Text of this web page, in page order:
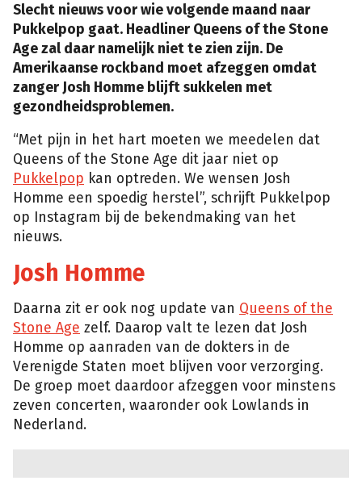
Slecht nieuws voor wie volgende maand naar
Pukkelpop gaat. Headliner Queens of the Stone
Age zal daar namelijk niet te zien zijn. De
Amerikaanse rockband moet afzeggen omdat
zanger Josh Homme blijft sukkelen met
gezondheidsproblemen.
“Met pijn in het hart moeten we meedelen dat
Queens of the Stone Age dit jaar niet op
Pukkelpop kan optreden. We wensen Josh
Homme een spoedig herstel”, schrijft Pukkelpop
op Instagram bij de bekendmaking van het
nieuws.
Josh Homme
Daarna zit er ook nog update van Queens of the
Stone Age zelf. Daarop valt te lezen dat Josh
Homme op aanraden van de dokters in de
Verenigde Staten moet blijven voor verzorging.
De groep moet daardoor afzeggen voor minstens
zeven concerten, waaronder ook Lowlands in
Nederland.